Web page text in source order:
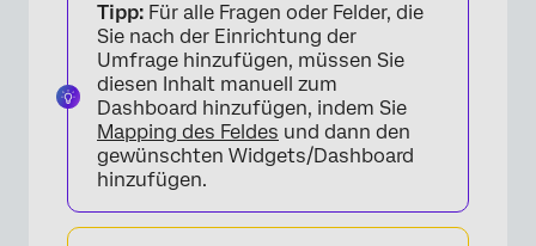
Tipp: Für alle Fragen oder Felder, die
Sie nach der Einrichtung der
Umfrage hinzufügen, müssen Sie
diesen Inhalt manuell zum
Dashboard hinzufügen, indem Sie
Mapping des Feldes und dann den
gewünschten Widgets/Dashboard
hinzufügen.